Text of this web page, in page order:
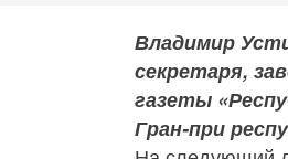
Владимир
секретаря,
газеты
Гран‑при